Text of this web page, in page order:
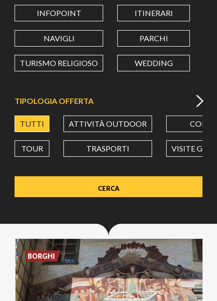
LONGITUDINE
Value in decimal degrees. Use dot (.) as decimal separator.
INFOPOINT ITINERARI
NAVIGLI PARCHI
TURISMO RELIGIOSO WEDDING
TIPOLOGIA OFFERTA
TUTTI ATTIVITÀ OUTDOOR CORSI
TOUR TRASPORTI VISITE
BORGHI